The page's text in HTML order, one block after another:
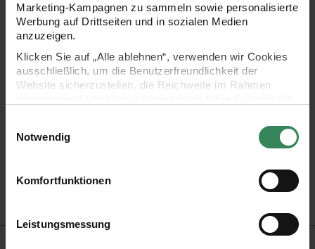
Marketing-Kampagnen zu sammeln sowie personalisierte
Werbung auf Drittseiten und in sozialen Medien
anzuzeigen.
Klicken Sie auf „Alle ablehnen“, verwenden wir Cookies
ausschließlich, um die Benutzerfreundlichkeit der
Website sicherzustellen, die Reichweite im Rahmen
Ihre Einwilligung ist freiwillig und kann jederzeit über den
Link „Cookie-Einstellungen“ im Fußbereich der Seite
verwendeten Technologien und den Empfängern der
Daten finden Sie in unserer Datenschutzerklärung.
Notwendig
Komfortfunktionen
Leistungsmessung
Blumentöpfe.
- Miniatur Blumentopf zur Gestaltung der Wichtelwelt
- das Sortiment umfasst eine umfangreiche Auswahl toller
Produkte zum Trendthema Wichteltür, um fantasievolle
Szenarien entstehen zu lassen und Kinderaugen zum